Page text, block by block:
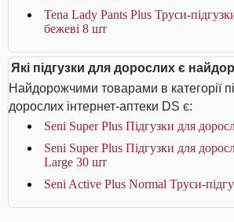
Tena Lady Pants Plus Труси-
бежеві 8 шт
Які підгузки для дорослих є
Найдорожчими товарами в категорії
дорослих інтернет-аптеки DS є:
Seni Super Plus Підгузки для
Seni Super Plus Підгузки для
Large 30 шт
Seni Active Plus Normal Труси-